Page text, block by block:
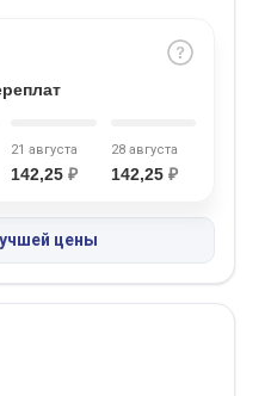
21 августа
142,25 ₽
28 августа
142,25 ₽
цены
карты